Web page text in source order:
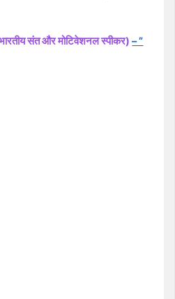
संत और मोटिवेशनल स्पीकर)– ”